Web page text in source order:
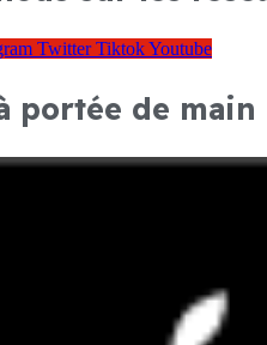
Twitter TiktokYoutube
portée de main